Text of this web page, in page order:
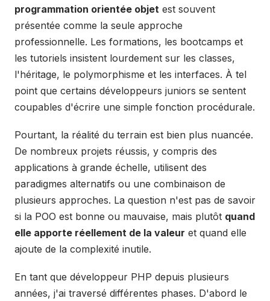
programmation orientée objet est souvent
présentée comme la seule approche
professionnelle. Les formations, les bootcamps et
les tutoriels insistent lourdement sur les classes,
l'héritage, le polymorphisme et les interfaces. À tel
point que certains développeurs juniors se sentent
coupables d'écrire une simple fonction procédurale.
Pourtant, la réalité du terrain est bien plus nuancée.
De nombreux projets réussis, y compris des
applications à grande échelle, utilisent des
paradigmes alternatifs ou une combinaison de
plusieurs approches. La question n'est pas de savoir
si la POO est bonne ou mauvaise, mais plutôt quand
elle apporte réellement de la valeur et quand elle
ajoute de la complexité inutile.
En tant que développeur PHP depuis plusieurs
années, j'ai traversé différentes phases. D'abord le